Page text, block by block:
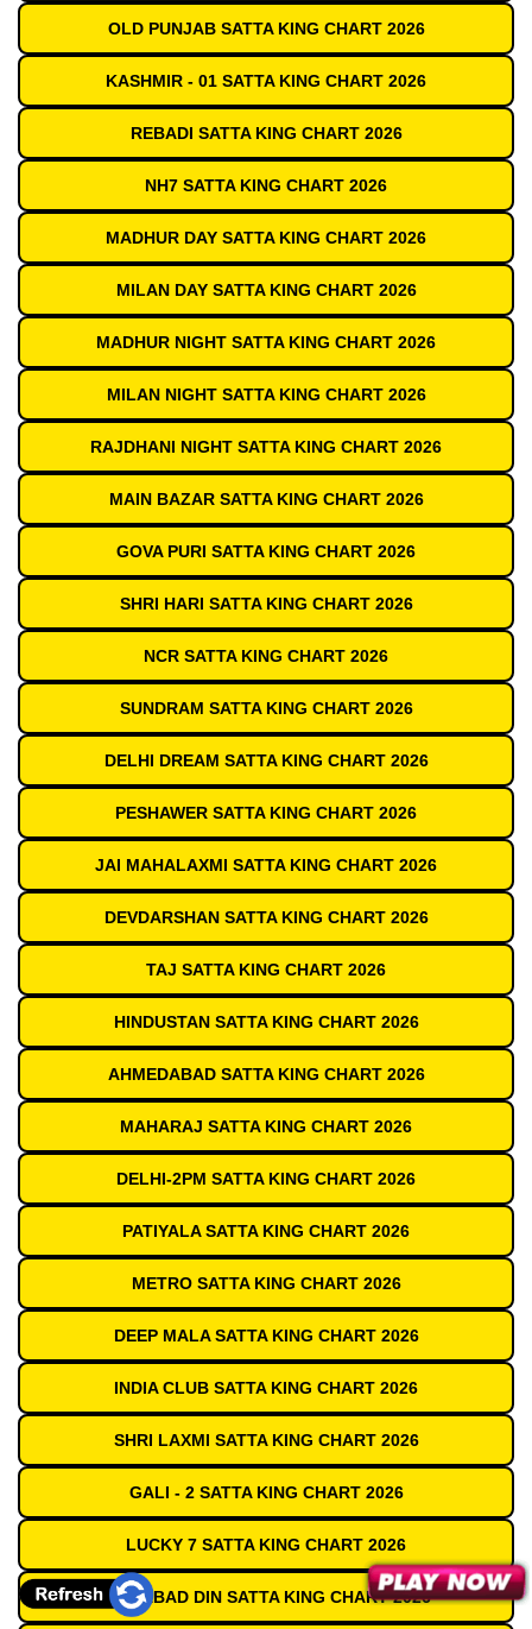
OLD PUNJAB SATTA KING CHART 2026
KASHMIR - 01 SATTA KING CHART 2026
REBADI SATTA KING CHART 2026
NH7 SATTA KING CHART 2026
MADHUR DAY SATTA KING CHART 2026
MILAN DAY SATTA KING CHART 2026
MADHUR NIGHT SATTA KING CHART 2026
MILAN NIGHT SATTA KING CHART 2026
RAJDHANI NIGHT SATTA KING CHART 2026
MAIN BAZAR SATTA KING CHART 2026
GOVA PURI SATTA KING CHART 2026
SHRI HARI SATTA KING CHART 2026
NCR SATTA KING CHART 2026
SUNDRAM SATTA KING CHART 2026
DELHI DREAM SATTA KING CHART 2026
PESHAWER SATTA KING CHART 2026
JAI MAHALAXMI SATTA KING CHART 2026
DEVDARSHAN SATTA KING CHART 2026
TAJ SATTA KING CHART 2026
HINDUSTAN SATTA KING CHART 2026
AHMEDABAD SATTA KING CHART 2026
MAHARAJ SATTA KING CHART 2026
DELHI-2PM SATTA KING CHART 2026
PATIYALA SATTA KING CHART 2026
METRO SATTA KING CHART 2026
DEEP MALA SATTA KING CHART 2026
INDIA CLUB SATTA KING CHART 2026
SHRI LAXMI SATTA KING CHART 2026
GALI - 2 SATTA KING CHART 2026
LUCKY 7 SATTA KING CHART 2026
GAZIABAD DIN SATTA KING CHART 2026